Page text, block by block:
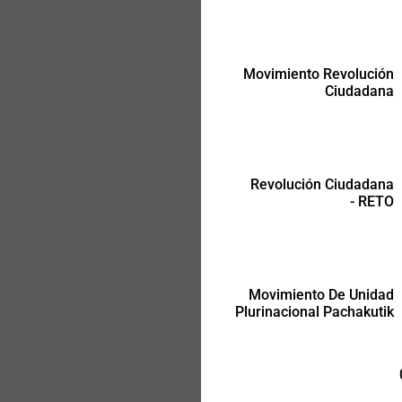
Movimiento De Unidad
Plurinacional Pachakutik
Revolución Ciudadana
- RETO
Movimiento Revolución
Ciudadana